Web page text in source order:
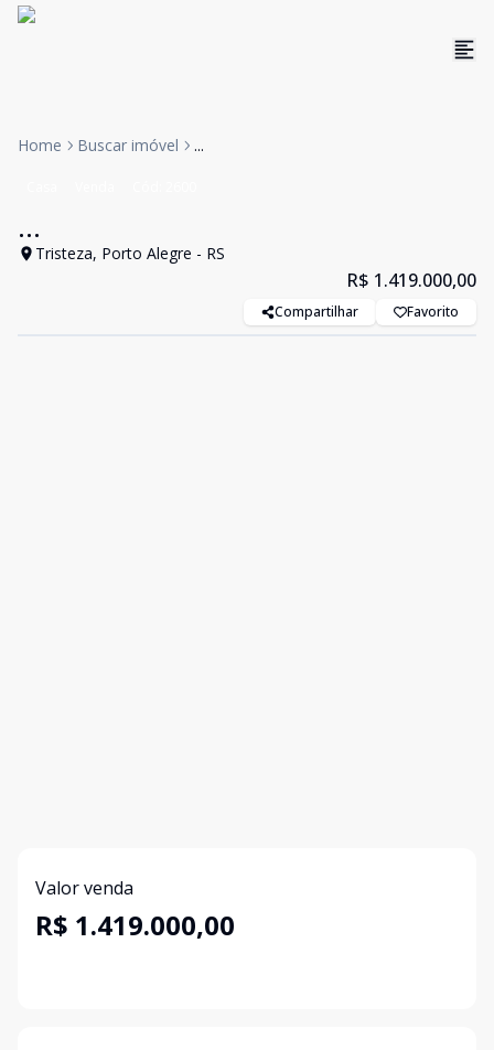
Home Buscar imóvel ...
...
Tristeza, Porto Alegre - RS
R$ 1.419.000,00
Compartilhar Favorito
Valor venda
R$ 1.419.000,00